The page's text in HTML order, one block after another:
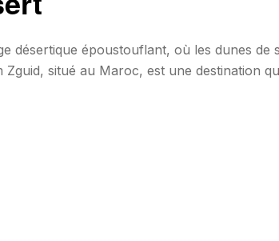
désertique époustouflant, où les dunes de
Zguid, situé au Maroc, est une destination
ses paysages variés et sa beauté